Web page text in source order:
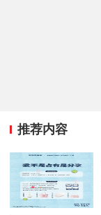
推荐内容